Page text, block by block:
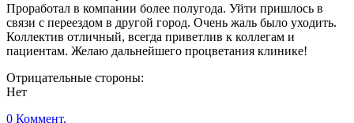
Проработал в компании более полугода. Уйти пришлось в
связи с переездом в другой город. Очень жаль было уходить.
Коллектив отличный, всегда приветлив к коллегам и
пациентам. Желаю дальнейшего процветания клинике!
Отрицательные стороны:
Нет
0 Коммент.